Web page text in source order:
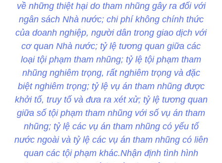
về những thiệt hại do tham nhũng gây ra đối với
ngân sách Nhà nước; chi phí không chính thức
của doanh nghiệp, người dân trong giao dịch với
cơ quan Nhà nước; tỷ lệ tương quan giữa các
loại tội phạm tham nhũng; tỷ lệ tội phạm tham
nhũng nghiêm trọng, rất nghiêm trọng và đặc
biệt nghiêm trọng; tỷ lệ vụ án tham nhũng được
khởi tố, truy tố và đưa ra xét xử; tỷ lệ tương quan
giữa số tội phạm tham nhũng với số vụ án tham
nhũng; tỷ lệ các vụ án tham nhũng có yếu tố
nước ngoài và tỷ lệ các vụ án tham nhũng có liên
quan các tội phạm khác.Nhận định tình hình